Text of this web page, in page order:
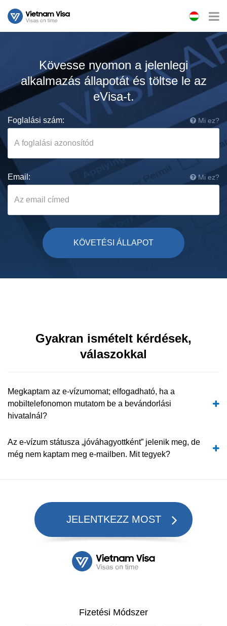
Kövesse nyomon a jelenlegi
alkalmazás állapotát és töltse le az
eVisa-t.
Foglalási szám: Mi ez?
Email: Mi ez?
KÖVETÉSI ÁLLAPOT
Gyakran ismételt kérdések,
válaszokkal
Megkaptam az e-vízumomat; elfogadható, ha a
mobiltelefonomon mutatom be a bevándorlási
hivatalnál?
Az e-vízum státusza „jóváhagyottként” jelenik meg, de
még nem kaptam meg e-mailben. Mit tegyek?
JELENTKEZZ MOST
Fizetési Módszer